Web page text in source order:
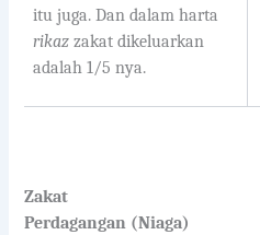
itu juga. Dan dalam harta
rikazzakat dikeluarkan
adalah 1/5 nya.
Zakat
Perdagangan (Niaga)